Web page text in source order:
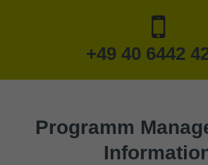
+49 40 6442
Programm